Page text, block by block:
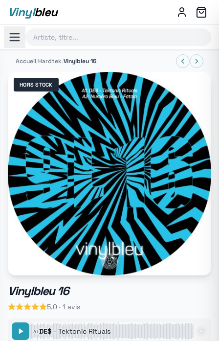
Vinylbleu
Accueil/Hardtek/Vinylbleu 16
HORS STOCK
Vinylbleu 16
5,0 · 1 avis
A1DE$ - Tektonic Rituals